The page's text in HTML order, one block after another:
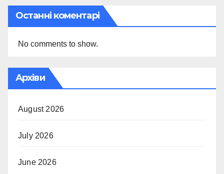
Останні коментарі
No comments to show.
Архіви
August 2026
July 2026
June 2026